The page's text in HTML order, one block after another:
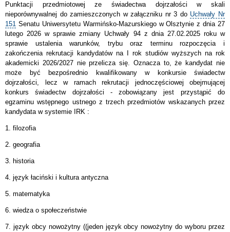
Punktacji przedmiotowej ze świadectwa dojrzałości w skali
nieporównywalnej do zamieszczonych w załączniku nr 3 do Uchwały Nr
151 Senatu Uniwersytetu Warmińsko-Mazurskiego w Olsztynie z dnia 27
lutego 2026 w sprawie zmiany Uchwały 94 z dnia 27.02.2025 roku w
sprawie ustalenia warunków, trybu oraz terminu rozpoczęcia i
zakończenia rekrutacji kandydatów na I rok studiów wyższych na rok
akademicki 2026/2027 nie przelicza się. Oznacza to, że kandydat nie
może być bezpośrednio kwalifikowany w konkursie świadectw
dojrzałości, lecz w ramach rekrutacji jednoczęściowej obejmującej
konkurs świadectw dojrzałości - zobowiązany jest przystąpić do
egzaminu wstępnego ustnego z trzech przedmiotów wskazanych przez
kandydata w systemie IRK :
1. filozofia
2. geografia
3. historia
4. język łaciński i kultura antyczna
5. matematyka
6. wiedza o społeczeństwie
7. język obcy nowożytny ((jeden język obcy nowożytny do wyboru przez